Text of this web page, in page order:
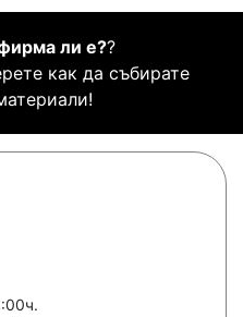
ли е??
как да събирате